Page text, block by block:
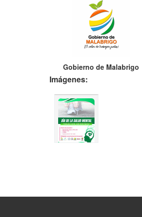
Gobierno de Malabrigo
Imágenes: